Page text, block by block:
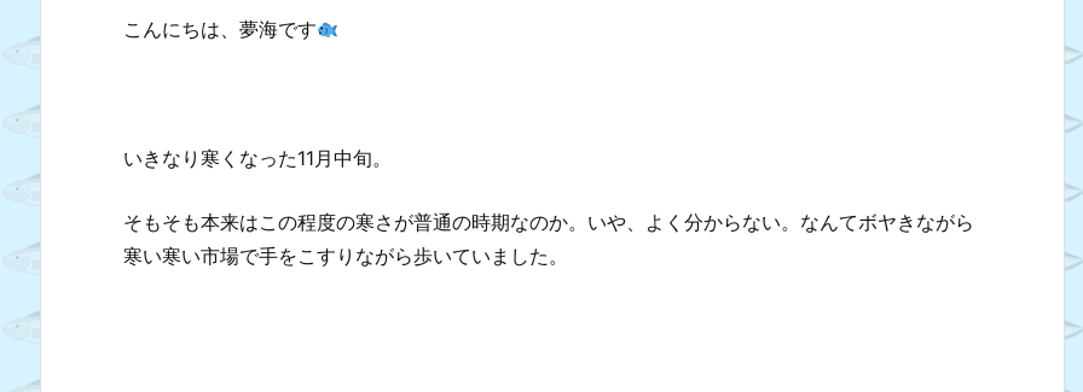
こんにちは、夢海です
いきなり寒くなった11月中旬。
そもそも本来はこの程度の寒さが普通の時期なのか。いや、よく分からない。なんてボヤきながら
寒い寒い市場で手をこすりながら歩いていました。